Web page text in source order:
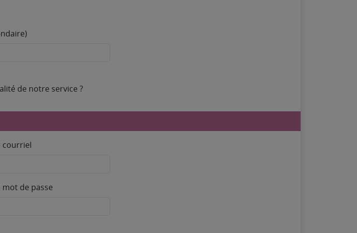
de notre service ?
courriel
de passe